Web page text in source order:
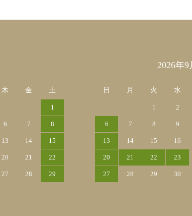
木 金 土
1
6 7 8
13 14 15
20 21 22
27 28 29
2026年9
日 月 火 水
1 2
6 7 8 9
13 14 15 16
20 21 22 23
27 28 29 30